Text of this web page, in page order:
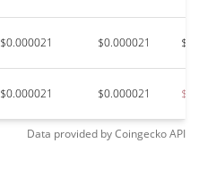
$0.000021 $0.000021
$0.000021 $0.000021
Data provided byCoingeckoAPI